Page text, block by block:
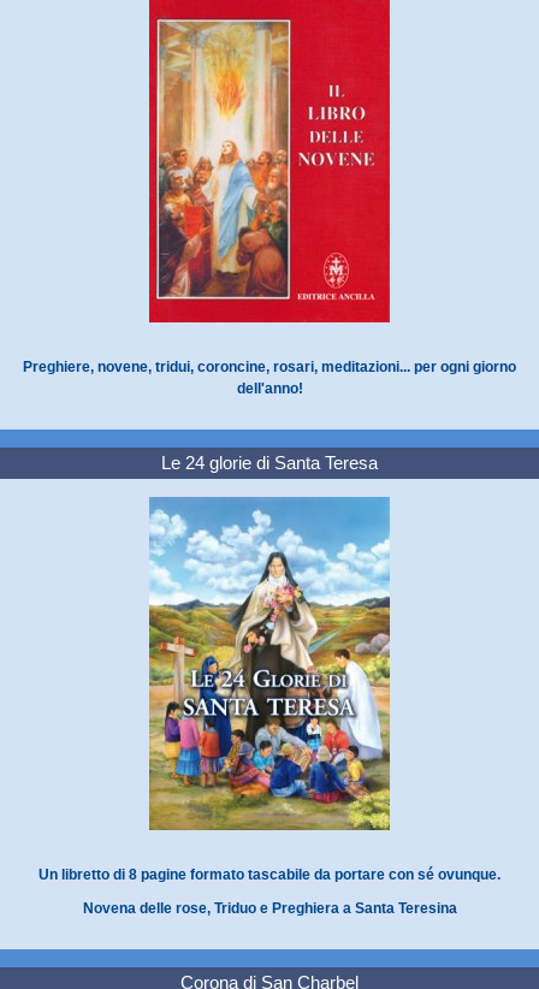
Preghiere, novene, tridui, coroncine, rosari, meditazioni... per ogni giorno
dell'anno!
Le 24 glorie di Santa Teresa
Un libretto di 8 pagine formato tascabile da portare con sé ovunque.
Novena delle rose, Triduo e Preghiera a Santa Teresina
Corona di San Charbel